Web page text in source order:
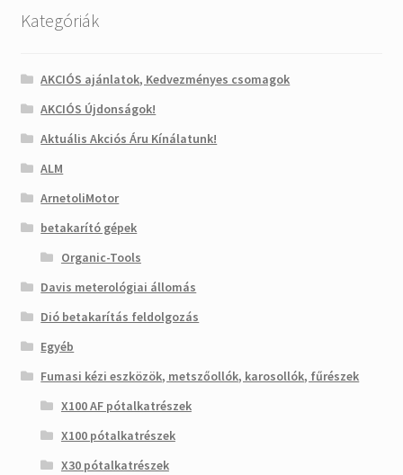
Kategóriák
AKCIÓS ajánlatok, Kedvezményes csomagok
AKCIÓS Újdonságok!
Aktuális Akciós Áru Kínálatunk!
ALM
ArnetoliMotor
betakarító gépek
Organic-Tools
Davis meterológiai állomás
Dió betakarítás feldolgozás
Egyéb
Fumasi kézi eszközök, metszőollók, karosollók, fűrészek
X100 AF pótalkatrészek
X100 pótalkatrészek
X30 pótalkatrészek